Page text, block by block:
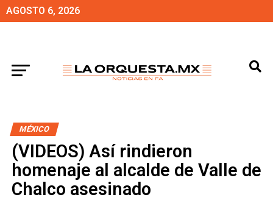
AGOSTO 6, 2026
MÉXICO
(VIDEOS) Así rindieron
homenaje al alcalde de Valle de
Chalco asesinado